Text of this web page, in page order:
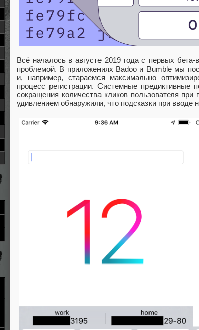
Всё началось в августе 2019 года с первых
проблемой. В приложениях Badoo и Bumble мы
и, например, стараемся максимально
процесс регистрации. Системные
сокращения количества кликов пользователя
удивлением обнаружили, что подсказки при вводе